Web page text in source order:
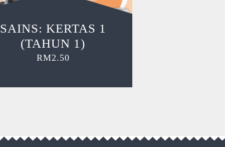
SAINS: KERTAS 1
(TAHUN 1)
RM2.50